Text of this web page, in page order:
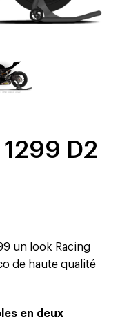
D2
un look Racing
de haute qualité
en deux